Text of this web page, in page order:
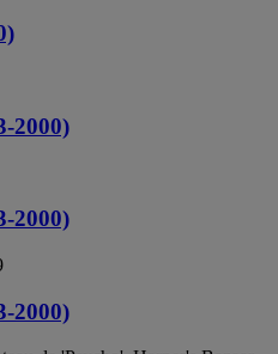
2000)
2000)
2000)